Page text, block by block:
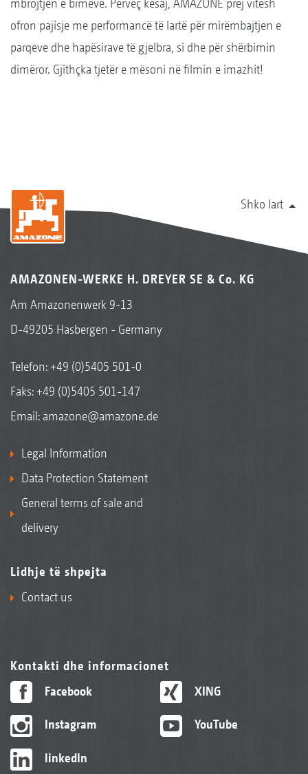
mbrojtjen e bimëve. Përveç kësaj, AMAZONE prej vitesh
ofron pajisje me performancë të lartë për mirëmbajtjen e
parqeve dhe hapësirave të gjelbra, si dhe për shërbimin
dimëror. Gjithçka tjetër e mësoni në filmin e imazhit!
Shko lart
AMAZONEN-WERKE H. DREYER SE & Co. KG
Am Amazonenwerk 9-13
D-49205 Hasbergen - Germany
Telefon:+49 (0)5405 501-0
Faks: +49 (0)5405 501-147
Email: amazone@amazone.de
Legal Information
Data Protection Statement
General terms of sale and
delivery
Lidhje të shpejta
Contact us
Kontakti dhe informacionet
Facebook
Instagram
linkedIn
XING
YouTube